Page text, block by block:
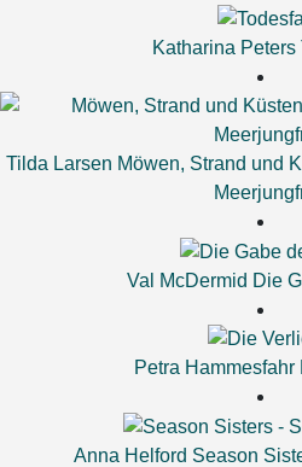
Katharina Peters
Tilda Larsen Möwen, Strand und
Val McDermid Die
Petra Hammesfahr
Anna Helford Season